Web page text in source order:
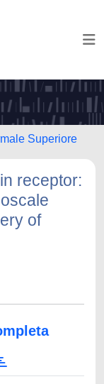
Superiore
receptor:
of